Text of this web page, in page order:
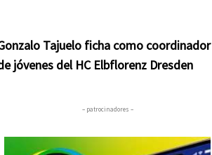
Tajuelo ficha como coordinador
jóvenes del HC Elbflorenz Dresden
– patrocinadores –